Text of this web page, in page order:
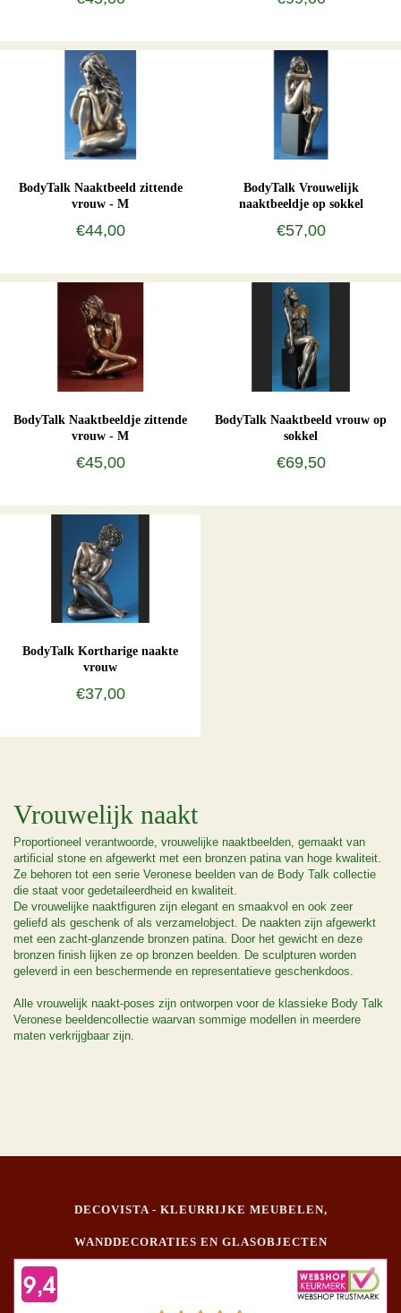
BodyTalk Naaktbeeld zittende
vrouw - M
€44,00
BodyTalk Vrouwelijk
naaktbeeldje op sokkel
€57,00
BodyTalk Naaktbeeldje zittende
vrouw - M
€45,00
BodyTalk Naaktbeeld vrouw op
sokkel
€69,50
BodyTalk Kortharige naakte
vrouw
€37,00
Vrouwelijk naakt
Proportioneel verantwoorde, vrouwelijke naaktbeelden, gemaakt van
artificial stone en afgewerkt met een bronzen patina van hoge kwaliteit.
Ze behoren tot een serie Veronese beelden van de Body Talk collectie
die staat voor gedetaileerdheid en kwaliteit.
De vrouwelijke naaktfiguren zijn elegant en smaakvol en ook zeer
geliefd als geschenk of als verzamelobject. De naakten zijn afgewerkt
met een zacht-glanzende bronzen patina. Door het gewicht en deze
bronzen finish lijken ze op bronzen beelden. De sculpturen worden
geleverd in een beschermende en representatieve geschenkdoos.
Alle vrouwelijk naakt-poses zijn ontworpen voor de klassieke Body Talk
Veronese beeldencollectie waarvan sommige modellen in meerdere
maten verkrijgbaar zijn.
DECOVISTA - KLEURRIJKE MEUBELEN,
WANDDECORATIES EN GLASOBJECTEN